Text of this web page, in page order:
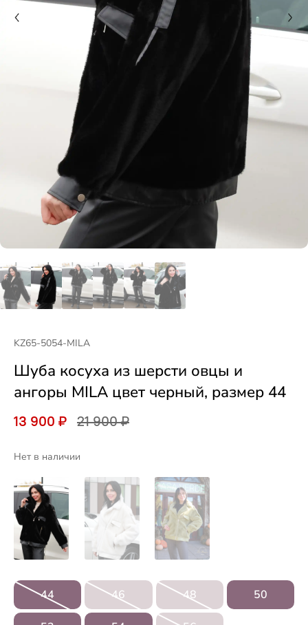
KZ65-5054-MILA
Шуба косуха из шерсти овцы и
ангоры MILA цвет черный, размер 44
13 900 ₽ 21 900 ₽
Нет в наличии
44 46 48 50